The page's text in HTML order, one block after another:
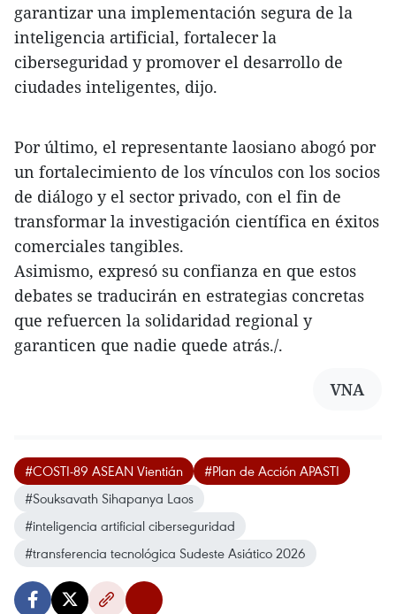
garantizar una implementación segura de la
inteligencia artificial, fortalecer la
ciberseguridad y promover el desarrollo de
ciudades inteligentes, dijo.
Por último, el representante laosiano abogó por
un fortalecimiento de los vínculos con los socios
de diálogo y el sector privado, con el fin de
transformar la investigación científica en éxitos
comerciales tangibles.
Asimismo, expresó su confianza en que estos
debates se traducirán en estrategias concretas
que refuercen la solidaridad regional y
garanticen que nadie quede atrás./.
VNA
#COSTI-89 ASEAN Vientián
#Plan de Acción APASTI
#Souksavath Sihapanya Laos
#inteligencia artificial ciberseguridad
#transferencia tecnológica Sudeste Asiático 2026